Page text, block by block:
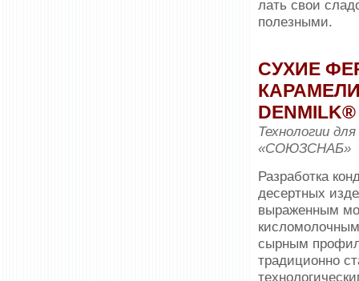
лать свои
полезными.
СУХИЕ
Технологии
«СОЮЗСНАБ»
Разработка
десертных
выраженным
сырным
традиционно